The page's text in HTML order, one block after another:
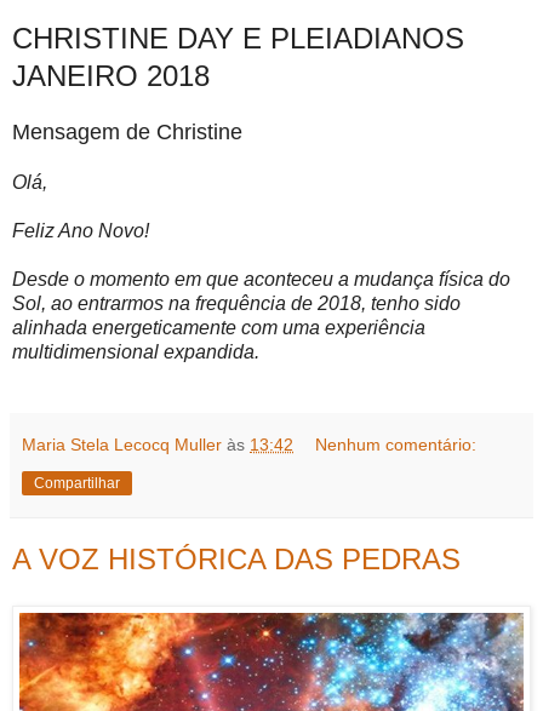
CHRISTINE DAY E PLEIADIANOS
JANEIRO 2018
Mensagem de Christine
Olá,
Feliz Ano Novo!
Desde o momento em que aconteceu a mudança física do
Sol, ao entrarmos na frequência de 2018, tenho sido
alinhada energeticamente com uma experiência
multidimensional expandida.
Maria Stela Lecocq Muller às 13:42 Nenhum comentário:
Compartilhar
A VOZ HISTÓRICA DAS PEDRAS